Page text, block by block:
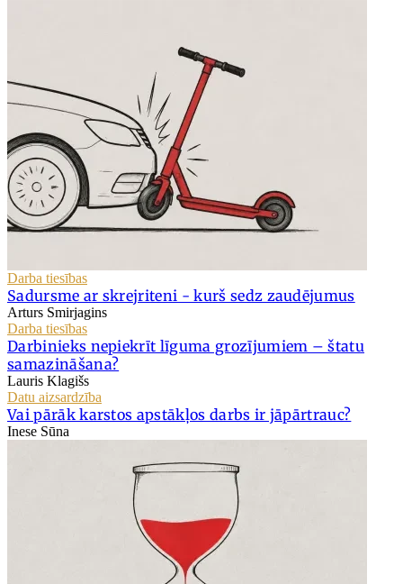
Darba tiesības
Sadursme ar skrejriteni - kurš sedz zaudējumus
Arturs Smirjagins
Darba tiesības
Darbinieks nepiekrīt līguma grozījumiem – štatu
samazināšana?
Lauris Klagišs
Datu aizsardzība
Vai pārāk karstos apstākļos darbs ir jāpārtrauc?
Inese Sūna